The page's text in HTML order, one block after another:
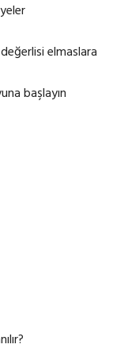
elmaslara
başlayın